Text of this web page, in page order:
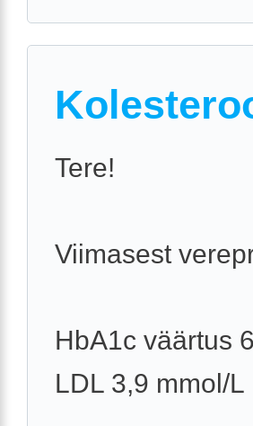
Tere!
Viimasest
HbA1c väärtus
LDL 3,9 mmol/L